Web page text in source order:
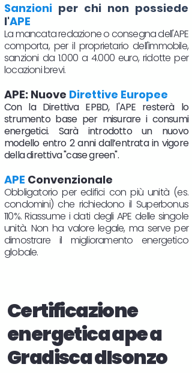
Sanzioni per chi non possiede
l'APE
La mancata redazione o consegna dell'APE
comporta, per il proprietario dell'immobile,
sanzioni da 1.000 a 4.000 euro, ridotte per
locazioni brevi.
APE: Nuove Direttive Europee
Con la Direttiva EPBD, l'APE resterà lo
strumento base per misurare i consumi
energetici. Sarà introdotto un nuovo
modello entro 2 anni dall’entrata in vigore
della direttiva "case green".
APE Convenzionale
Obbligatorio per edifici con più unità (es.
condomini) che richiedono il Superbonus
110%. Riassume i dati degli APE delle singole
unità. Non ha valore legale, ma serve per
dimostrare il miglioramento energetico
globale.
Certificazione
energetica ape a
Gradisca dIsonzo